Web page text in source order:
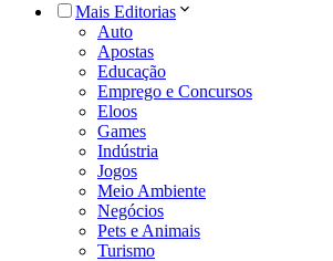
Mais Editorias
Auto
Apostas
Educação
Emprego e Concursos
Eloos
Games
Indústria
Jogos
Meio Ambiente
Negócios
Pets e Animais
Turismo